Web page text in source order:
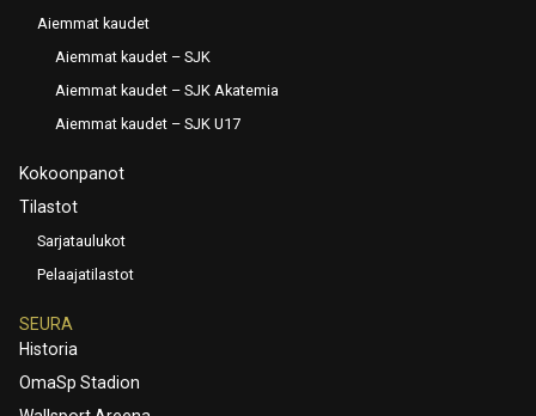
Aiemmat kaudet
Aiemmat kaudet – SJK
Aiemmat kaudet – SJK Akatemia
Aiemmat kaudet – SJK U17
Kokoonpanot
Tilastot
Sarjataulukot
Pelaajatilastot
SEURA
Historia
OmaSp Stadion